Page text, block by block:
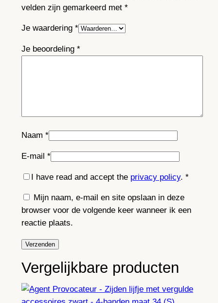
velden zijn gemarkeerd met *
Je waardering *
Je beoordeling *
Naam *
E-mail *
I have read and accept the privacy policy. *
Mijn naam, e-mail en site opslaan in deze
browser voor de volgende keer wanneer ik een
reactie plaats.
Vergelijkbare producten